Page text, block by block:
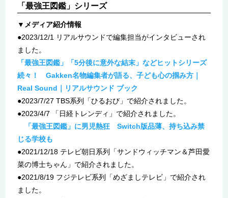
「最強王図鑑」シリーズ
▼メディア紹介情報
●2023/12/1 リアルサウンドで編集担当がインタビューされ
ました。
「最強王図鑑」「5分後に意外な結末」などヒットシリーズ
続々！ Gakken名物編集者が語る、子ども心の掴み方｜
Real Sound｜リアルサウンド ブック
●2023/7/27 TBS系列「ひるおび」で紹介されました。
●2023/4/7 「日経トレンディ」で紹介されました。
「最強王図鑑」に男児熱狂 Switch版品薄、持ち込み禁
じる学校も
●2021/12/18 テレビ朝日系列「サンドウィッチマン＆芦田愛
菜の博士ちゃん」で紹介されました。
●2021/8/19 フジテレビ系列「めざましテレビ」で紹介され
ました。